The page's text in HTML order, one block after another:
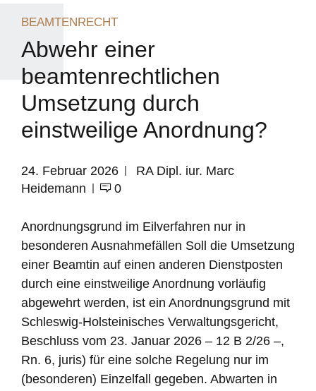
BEAMTENRECHT
Abwehr einer
beamtenrechtlichen
Umsetzung durch
einstweilige Anordnung?
24. Februar 2026
RA Dipl. iur. Marc
Heidemann
0
Anordnungsgrund im Eilverfahren nur in
besonderen Ausnahmefällen Soll die Umsetzung
einer Beamtin auf einen anderen Dienstposten
durch eine einstweilige Anordnung vorläufig
abgewehrt werden, ist ein Anordnungsgrund mit
Schleswig-Holsteinisches Verwaltungsgericht,
Beschluss vom 23. Januar 2026 – 12 B 2/26 –,
Rn. 6, juris) für eine solche Regelung nur im
(besonderen) Einzelfall gegeben. Abwarten in